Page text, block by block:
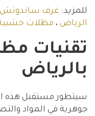
للمزيد: غرف ساندوتش
الرياض ، مظلات
تقنيات
بالرياض
سيتطور مستقبل هذه
جوهرية في المواد